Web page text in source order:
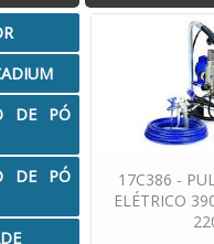
CANECAS DE SUCCAO
CONJ. MOTOR A AR
MILLENIUM
MÁQUINAS
DE PÓ
DE PÓ
17C386 -
ELÉTRICO